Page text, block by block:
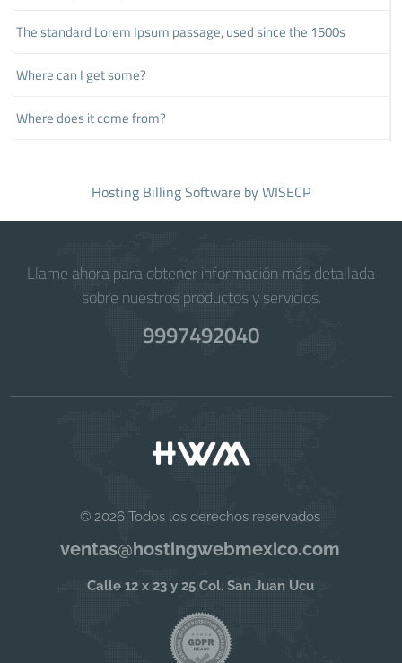
The standard Lorem Ipsum passage, used since the 1500s
Where can I get some?
Where does it come from?
Hosting Billing Software by WISECP
Llame ahora para obtener información más detallada
sobre nuestros productos y servicios.
9997492040
© 2026 Todos los derechos reservados
ventas@hostingwebmexico.com
Calle 12 x 23 y 25 Col. San Juan Ucu